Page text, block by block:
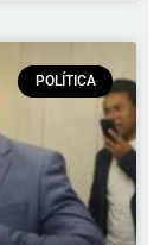
POLÍTICA